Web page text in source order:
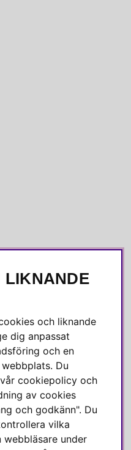
LIKNANDE
och liknande
dig anpassat
och en
Du
cookiepolicy och
av cookies
och godkänn". Du
vilka
under